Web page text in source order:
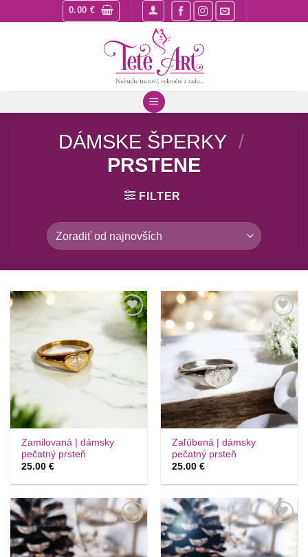
to
0.00 €
DÁMSKE ŠPERKY /
PRSTENE
FILTER
krasotinku
si prosím
Zamilovaná | dámsky
pečatný prsteň
25.00€
Túto
krasotinku
si prosím
Zaľúbená | dámsky
pečatný prsteň
25.00€
Túto
krasotinku
si prosím
Túto
krasotinku
si prosím